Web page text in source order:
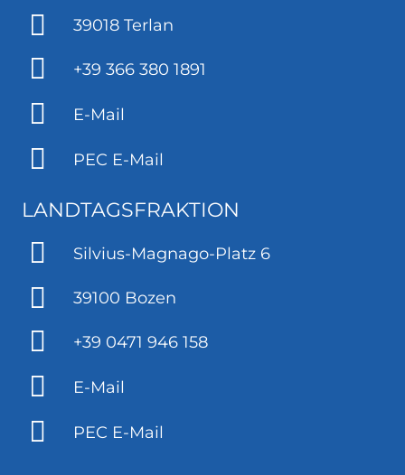
39018 Terlan
+39 366 380 1891
E-Mail
PEC E-Mail
LANDTAGSFRAKTION
Silvius-Magnago-Platz 6
39100 Bozen
+39 0471 946 158
E-Mail
PEC E-Mail